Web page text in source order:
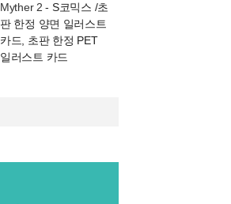
Myther 2 - S코믹스 /초
판 한정 양면 일러스트
카드, 초판 한정 PET
일러스트 카드